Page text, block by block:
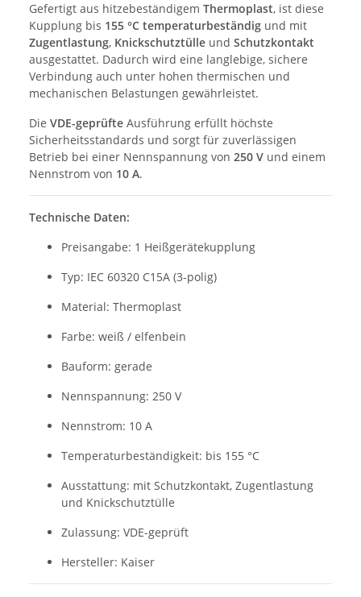
Gefertigt aus hitzebeständigem Thermoplast, ist diese
Kupplung bis 155 °C temperaturbeständig und mit
Zugentlastung, Knickschutztülle und Schutzkontakt
ausgestattet. Dadurch wird eine langlebige, sichere
Verbindung auch unter hohen thermischen und
mechanischen Belastungen gewährleistet.
Die VDE-geprüfte Ausführung erfüllt höchste
Sicherheitsstandards und sorgt für zuverlässigen
Betrieb bei einer Nennspannung von 250 V und einem
Nennstrom von 10 A.
Technische Daten:
Preisangabe: 1 Heißgerätekupplung
Typ: IEC 60320 C15A (3-polig)
Material: Thermoplast
Farbe: weiß / elfenbein
Bauform: gerade
Nennspannung: 250 V
Nennstrom: 10 A
Temperaturbeständigkeit: bis 155 °C
Ausstattung: mit Schutzkontakt, Zugentlastung
und Knickschutztülle
Zulassung: VDE-geprüft
Hersteller: Kaiser